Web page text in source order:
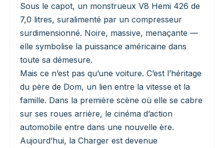
Sous le capot, un monstrueux V8 Hemi 426 de
7,0 litres, suralimenté par un compresseur
surdimensionné. Noire, massive, menaçante —
elle symbolise la puissance américaine dans
toute sa démesure.
Mais ce n’est pas qu’une voiture. C’est l’héritage
du père de Dom, un lien entre la vitesse et la
famille. Dans la première scène où elle se cabre
sur ses roues arrière, le cinéma d’action
automobile entre dans une nouvelle ère.
Aujourd’hui, la Charger est devenue